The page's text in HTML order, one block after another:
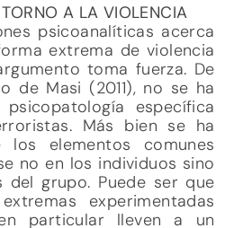
A LA VIOLENCIA
psicoanalíticas acerca
extrema de violencia
toma fuerza. De
de Masi (2011), no se ha
específica
Más bien se ha
los elementos comunes
no en los individuos sino
del grupo. Puede ser que
experimentadas
particular lleven a un